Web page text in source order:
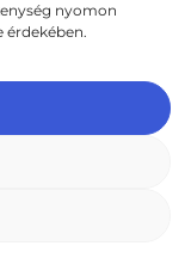
nyomon
érdekében.